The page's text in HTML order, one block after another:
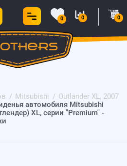
0 0 0
Mitsubishi
Outlander XL, 2007
автомобиля Mitsubishi
XL, серии "Premium" -